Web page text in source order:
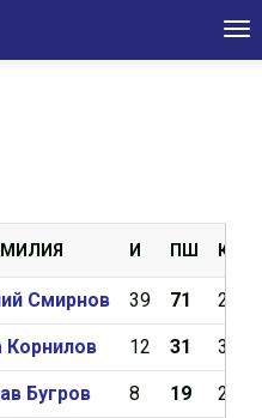
И ПШ КН
Смирнов 39 71 2,03
Корнилов 12 31 3,09
Бугров 8 19 2,67